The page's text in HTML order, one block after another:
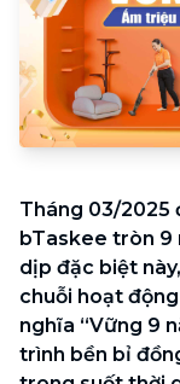
Tháng 03/2025
bTaskee tròn 9
dịp đặc biệt này,
chuỗi hoạt
nghĩa “Vững 9
trình bền bỉ